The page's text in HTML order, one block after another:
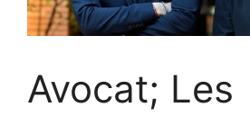
Avocat; Les